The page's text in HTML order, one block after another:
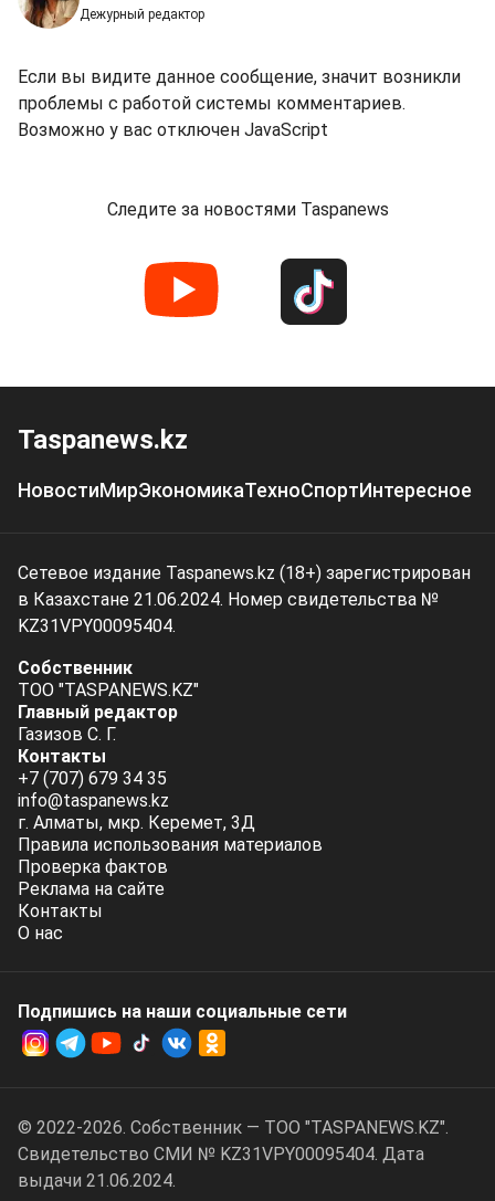
Дежурный редактор
Если вы видите данное сообщение, значит возникли
проблемы с работой системы комментариев.
Возможно у вас отключен JavaScript
Следите за новостями Taspanews
Taspanews.kz
НовостиМирЭкономикаТехноСпортИнтересное
Сетевое издание Taspanews.kz (18+) зарегистрирован
в Казахстане 21.06.2024. Номер свидетельства №
KZ31VPY00095404.
Собственник
ТОО "TASPANEWS.KZ"
Главный редактор
Газизов С. Г.
Контакты
+7 (707) 679 34 35
info@taspanews.kz
г. Алматы, мкр. Керемет, 3Д
Правила использования материалов
Проверка фактов
Реклама на сайте
Контакты
О нас
Подпишись на наши социальные cети
© 2022-2026. Собственник — ТОО "TASPANEWS.KZ".
Cвидетельство СМИ № KZ31VPY00095404. Дата
выдачи 21.06.2024.